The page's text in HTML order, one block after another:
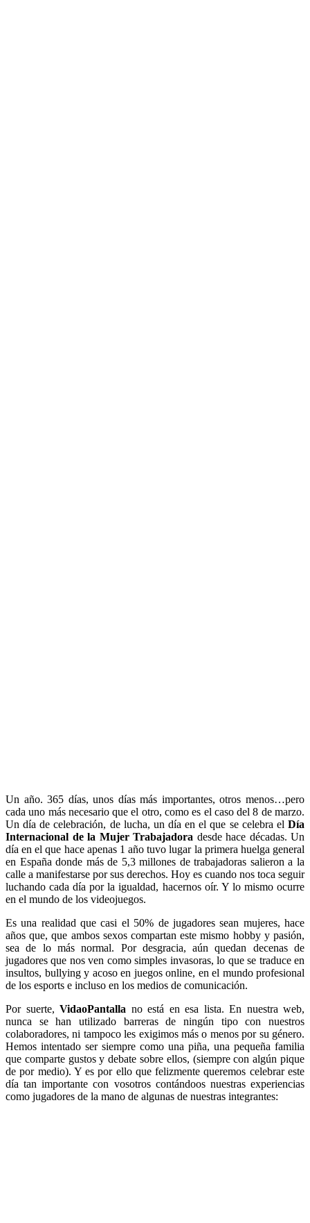
Un año. 365 días, unos días más importantes, otros menos…pero
cada uno más necesario que el otro, como es el caso del 8 de marzo.
Un día de celebración, de lucha, un día en el que se celebra el Día
Internacional de la Mujer Trabajadora desde hace décadas. Un
día en el que hace apenas 1 año tuvo lugar la primera huelga general
en España donde más de 5,3 millones de trabajadoras salieron a la
calle a manifestarse por sus derechos. Hoy es cuando nos toca seguir
luchando cada día por la igualdad, hacernos oír. Y lo mismo ocurre
en el mundo de los videojuegos.
Es una realidad que casi el 50% de jugadores sean mujeres, hace
años que, que ambos sexos compartan este mismo hobby y pasión,
sea de lo más normal. Por desgracia, aún quedan decenas de
jugadores que nos ven como simples invasoras, lo que se traduce en
insultos, bullying y acoso en juegos online, en el mundo profesional
de los esports e incluso en los medios de comunicación.
Por suerte, VidaoPantalla no está en esa lista. En nuestra web,
nunca se han utilizado barreras de ningún tipo con nuestros
colaboradores, ni tampoco les exigimos más o menos por su género.
Hemos intentado ser siempre como una piña, una pequeña familia
que comparte gustos y debate sobre ellos, (siempre con algún pique
de por medio). Y es por ello que felizmente queremos celebrar este
día tan importante con vosotros contándoos nuestras experiencias
como jugadores de la mano de algunas de nuestras integrantes: